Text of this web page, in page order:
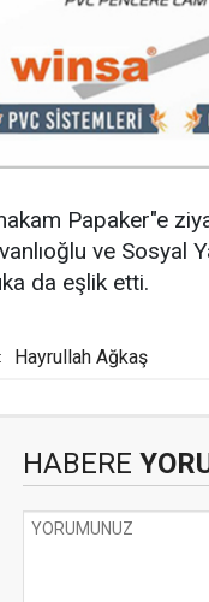
Papaker"e
ve Sosyal
da eşlik etti.
Hayrullah Ağkaş
HABERE